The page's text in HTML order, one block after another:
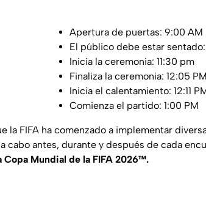
Apertura de puertas: 9:00 AM
El público debe estar sentado:
Inicia la ceremonia: 11:30 pm
Finaliza la ceremonia: 12:05 PM
Inicia el calentamiento: 12:11
Comienza el partido: 1:00 PM
la FIFA ha comenzado a implementar
cabo antes, durante y después de cada
Copa Mundial de la FIFA 2026™.